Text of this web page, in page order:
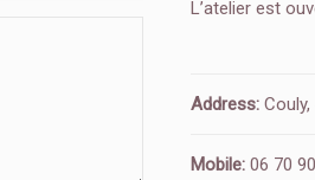
L’atelier est
Address:
Mobile: 06 70